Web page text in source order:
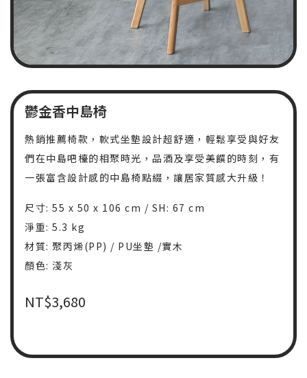
鬱金香中島椅
熱銷推薦椅款，軟式坐墊設計超舒適，輕鬆享受與好友
們在中島吧檯的相聚時光，品酒及享受美饌的時刻，有
一張富含設計感的中島椅點綴，讓居家質感大升級！
尺寸: 55 x 50 x 106 cm / SH: 67 cm
淨重: 5.3 kg
材質: 聚丙烯(PP) / PU坐墊 /實木
顏色: 淺灰
NT$3,680